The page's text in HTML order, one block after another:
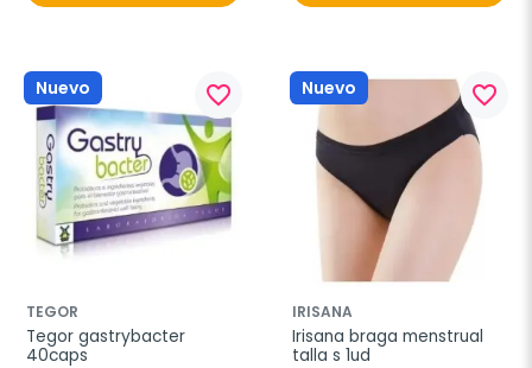
Nuevo favorite_border
TEGOR
Tegor gastrybacter
40caps
Nuevo favorite_border
IRISANA
Irisana braga menstrual
talla s 1ud